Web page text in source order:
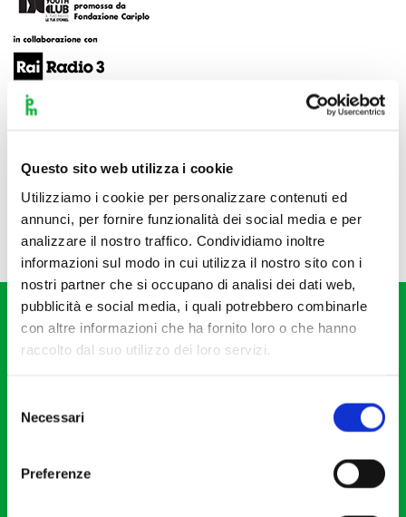
Questo sito web utilizza i cookie
Utilizziamo i cookie per personalizzare contenuti ed
annunci, per fornire funzionalità dei social media e per
analizzare il nostro traffico. Condividiamo inoltre
informazioni sul modo in cui utilizza il nostro sito con i
nostri partner che si occupano di analisi dei dati web,
pubblicità e social media, i quali potrebbero combinarle
con altre informazioni che ha fornito loro o che hanno
raccolto dal suo utilizzo dei loro servizi.
delNecessari
Preferenze
Fondazione I Pomeriggi Musicali
Partita Iva 04410060158